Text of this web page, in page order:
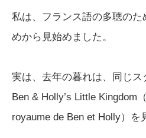
私は、フランス語の多聴の
めから見始めました。
実は、去年の暮れは、同じ
Ben & Holly’s Little Kingdom
royaume de Ben et Holly）を